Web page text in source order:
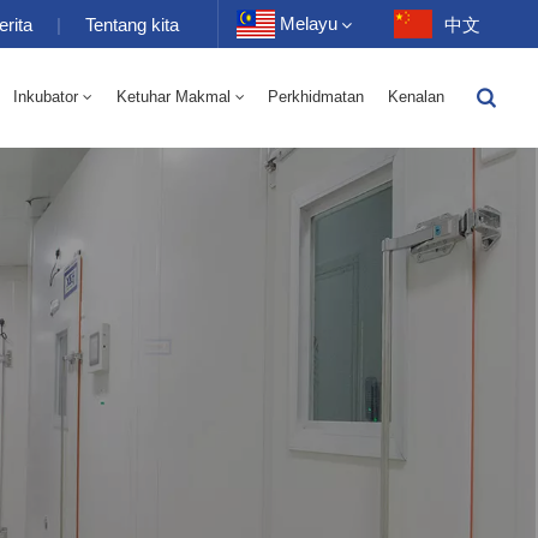
| Tentang kita Melayu
Français
Português
中文
Inkubator Ketuhar Makmal Perkhidmatan Kenalan